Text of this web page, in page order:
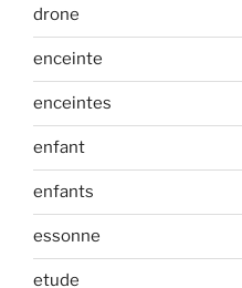
drone
enceinte
enceintes
enfant
enfants
essonne
etude